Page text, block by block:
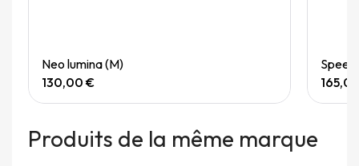
Neo lumina (M)
130,00 €
Produits de la même marque